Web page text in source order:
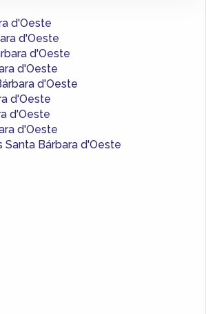
d'Oeste
d'Oeste
d'Oeste
d'Oeste
d'Oeste
d'Oeste
d'Oeste
d'Oeste
Santa Bárbara d'Oeste